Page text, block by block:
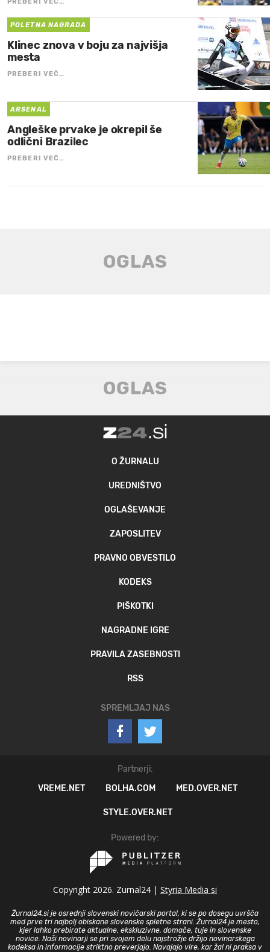
POLETNA NAGRADA
Klinec znova v boju za najvišja
mesta
PREBERI VEČ…
ARSENAL
Angleške prvake je okrepil še
odlični Brazilec
PREBERI VEČ…
O ŽURNALU
UREDNIŠTVO
OGLAŠEVANJE
ZAPOSLITEV
PRAVNO OBVESTILO
KODEKS
PIŠKOTKI
NAGRADNE IGRE
PRAVILA ZASEBNOSTI
RSS
SPREMLJAJ NAS
Partnerji:
VREME.NET
BOLHA.COM MED.OVER.NET
STYLE.OVER.NET
Powered by:
Copyright 2026. Zurnal24 | Styria Media si
Žurnal24.si je osrednji slovenski novičarski portal, ki se po dosegu uvršča
med prve tri najbolj obiskane slovenske spletne strani. Žurnal24 je mesto,
kjer lahko prebirate aktualne, ekskluzivne, domače, tuje in slovenske
novice. Naši novinarji se pri svojem delu najstrožje držijo novinarskega
kodeksa in informacije striktno preverjajo. Navajajo vire, kar žal ni praksa v